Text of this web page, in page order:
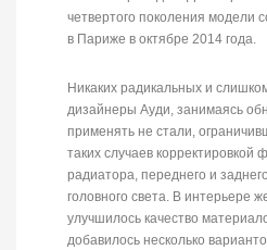
четвертого поколения модели
в Париже в октябре 2014 года.
Никаких радикальных и
дизайнеры Ауди, занимаясь
применять не стали,
таких случаев корректировкой
радиатора, переднего и
головного света. В интерьере
улучшилось качество
добавилось несколько